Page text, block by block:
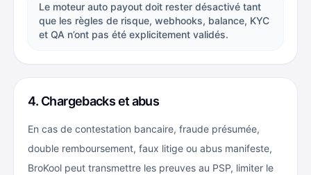
Le moteur auto payout doit rester désactivé tant
que les règles de risque, webhooks, balance, KYC
et QA n’ont pas été explicitement validés.
4. Chargebacks et abus
En cas de contestation bancaire, fraude présumée,
double remboursement, faux litige ou abus manifeste,
BroKool peut transmettre les preuves au PSP, limiter le